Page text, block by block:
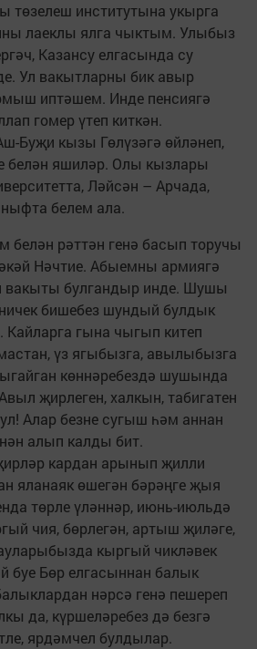
төзелеш институтына укырга
лаеклы ялга чыктым. Улыбыз
Казансу елгасында су
Ул вакытларны бик авыр
иптәшем. Инде пенсиягә
гомер үтеп киткән.
Буҗи кызы Гөлүзәгә өйләнеп,
белән яшиләр. Олы кызлары
Ләйсән – Арчада,
белем ала.
рәттән генә басып торучы
Нәчтие. Абыемны армиягә
вакыты булгандыр инде. Шушы
бишебез шундый булдык
Кайларга гына чыгып китеп
үз ягыбызга, авылыбызга
көннәребездә шушында
җирлеген, халкын, табигатен
Алар безне сугыш һәм аннан
алып калды бит.
кардан арынып җилли
яланаяк өшегән бәрәңге җыя
төрле үләннәр, июнь-июльдә
чия, бөрлегән, артыш җиләге,
кыргый чикләвек
буе Бөр елгасыннан балык
нәрсә генә пешереп
да, күршеләребез дә безгә
ярдәмчел булдылар.